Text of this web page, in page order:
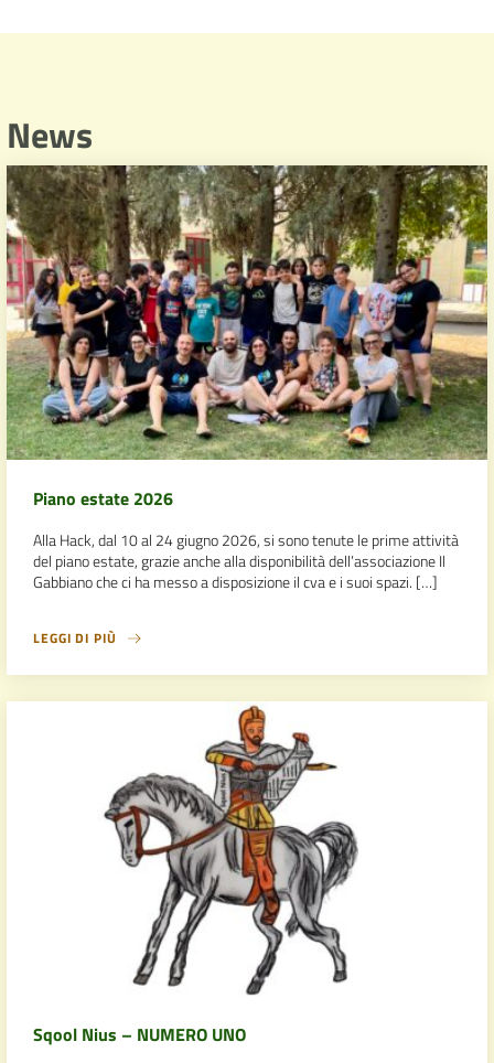
News
Piano estate 2026
Alla Hack, dal 10 al 24 giugno 2026, si sono tenute le prime attività
del piano estate, grazie anche alla disponibilità dell’associazione Il
Gabbiano che ci ha messo a disposizione il cva e i suoi spazi. […]
LEGGI DI PIÙ
Sqool Nius – NUMERO UNO